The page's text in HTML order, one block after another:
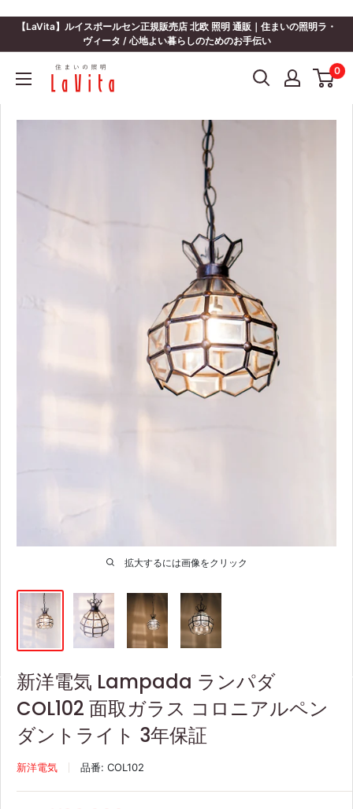
ツ
キ
【LaVita】ルイスポールセン正規販売店 北欧 照明 通販｜住まいの照明ラ・
ヴィータ / 心地よい暮らしのためのお手伝い
住
の
0
拡大するには画像をクリック
新洋電気 Lampada ランパダ
COL102 面取ガラス コロニアルペン
ダントライト 3年保証
新洋電気 品番: COL102